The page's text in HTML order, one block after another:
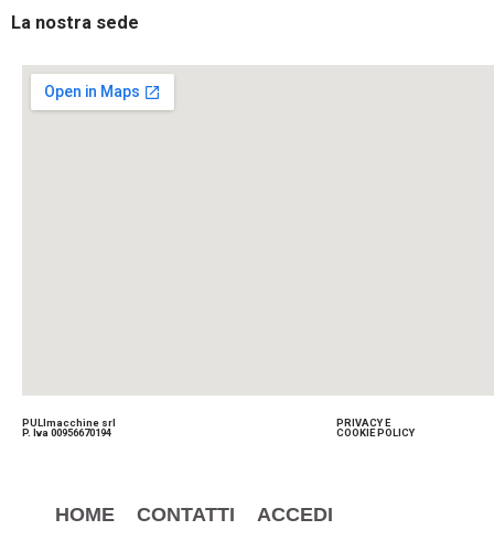
La nostra sede
PULImacchine srl
P. Iva 00956670194
PRIVACY E
COOKIE POLICY
HOME CONTATTI ACCEDI